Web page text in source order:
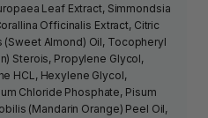
Leaf Extract, Simmondsia
Officinalis Extract, Citric
(Sweet Almond) Oil, Tocopheryl
Sterois, Propylene Glycol,
HCL, Hexylene Glycol,
Chloride Phosphate, Pisum
(Mandarin Orange) Peel Oil,